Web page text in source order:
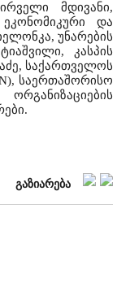
მდივანი,
და
უნარების
კასპის
საქართველოს
საერთაშორისო
გაზიარება